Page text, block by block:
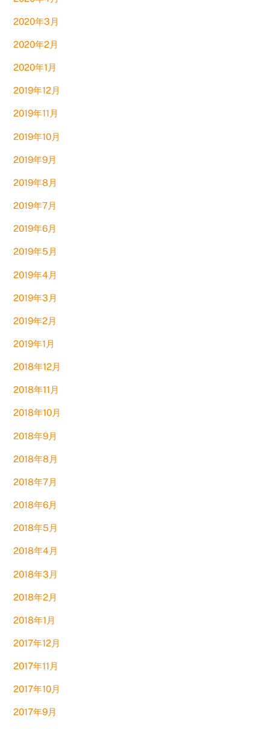
2020年3月
2020年2月
2020年1月
2019年12月
2019年11月
2019年10月
2019年9月
2019年8月
2019年7月
2019年6月
2019年5月
2019年4月
2019年3月
2019年2月
2019年1月
2018年12月
2018年11月
2018年10月
2018年9月
2018年8月
2018年7月
2018年6月
2018年5月
2018年4月
2018年3月
2018年2月
2018年1月
2017年12月
2017年11月
2017年10月
2017年9月